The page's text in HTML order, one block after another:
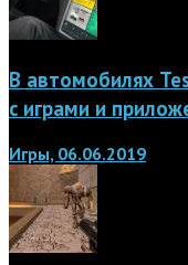
В автомобилях
с играми и
Игры, 06.06.2019